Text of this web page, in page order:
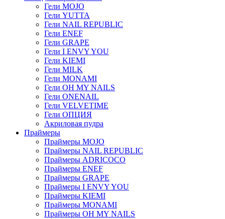
Гели MOJO
Гели YUTTA
Гели NAIL REPUBLIC
Гели ENEF
Гели GRAPE
Гели I ENVY YOU
Гели KIEMI
Гели MILK
Гели MONAMI
Гели OH MY NAILS
Гели ONENAIL
Гели VELVETIME
Гели ОПЦИЯ
Акриловая пудра
Праймеры
Праймеры MOJO
Праймеры NAIL REPUBLIC
Праймеры ADRICOCO
Праймеры ENEF
Праймеры GRAPE
Праймеры I ENVY YOU
Праймеры KIEMI
Праймеры MONAMI
Праймеры OH MY NAILS